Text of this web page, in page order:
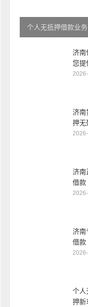
济
您提
济
押无
济
借款
济
借款
个人
押新